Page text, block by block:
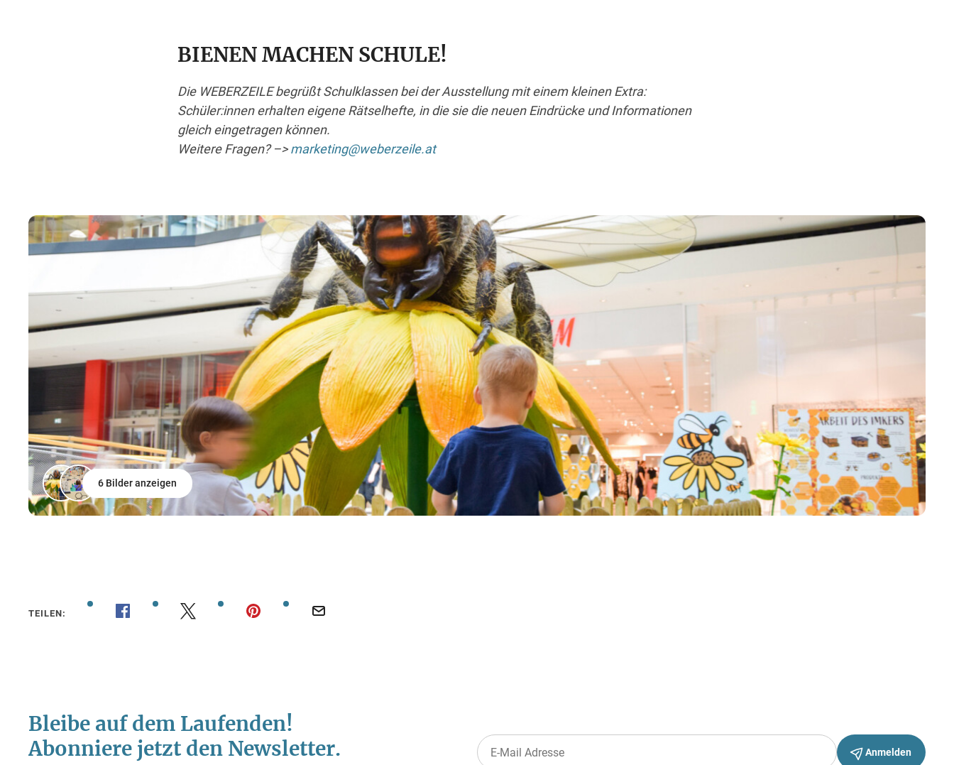
BIENEN MACHEN SCHULE!
Die WEBERZEILE begrüßt Schulklassen bei der Ausstellung mit einemkleinen Extra:
Schüler:innen erhalten eigene Rätselhefte, in die sie dieneuen Eindrücke und Informationen
gleich eingetragen können.
Weitere Fragen? –>marketing@weberzeile.at
6 Bilder anzeigen
TEILEN: